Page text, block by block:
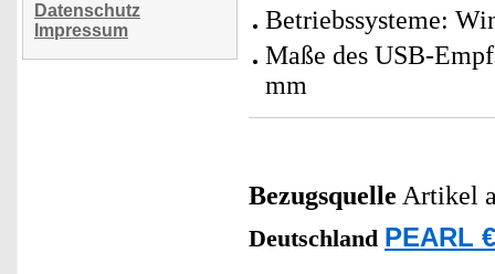
Datenschutz
Impressum
Betriebssysteme:
Maße des USB-
mm
Bezugsquelle Artikel
Deutschland PEARL